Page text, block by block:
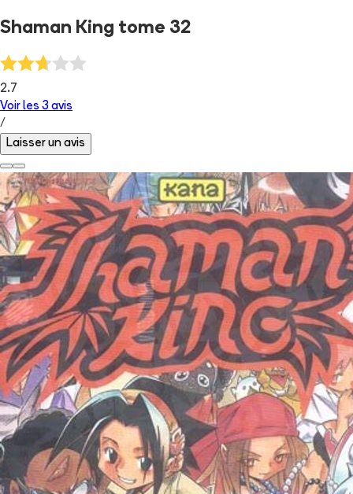
Shaman King tome 32
2.7
Voir les 3 avis
/
Laisser un avis